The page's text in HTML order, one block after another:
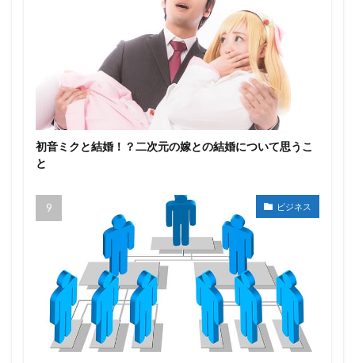
初音ミクと結婚！？二次元の嫁との結婚について思うこ
と
ビジネス